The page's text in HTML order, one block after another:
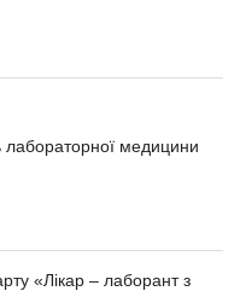
медицини
«Лікар – лаборант з